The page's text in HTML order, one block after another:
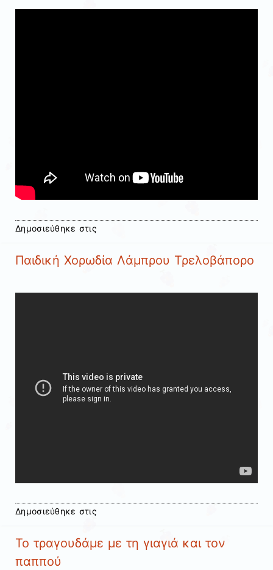
Δημοσιεύθηκε στις
Παιδική Χορωδία Λάμπρου Τρελοβάπορο
Δημοσιεύθηκε στις
Το τραγουδάμε με τη γιαγιά και τον
παππού